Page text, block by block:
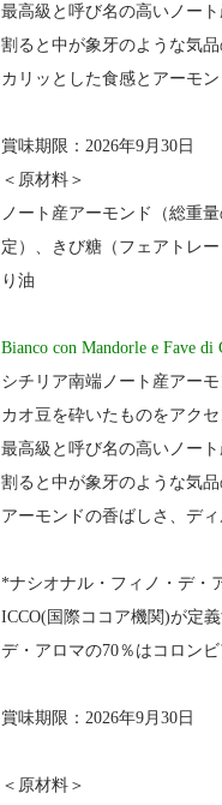
最高級と呼び名の高いノー
割ると中が象牙のような気
カリッとした食感とアーモ
賞味期限：2026年9月30日
＜原材料＞
ノート産アーモンド（総重
定）、きび糖（フェアトレ
り油
Bianco con Mandorle e Fave
シチリア南端ノート産アー
カオ豆を砕いたものをアクセ
最高級と呼び名の高いノー
割ると中が象牙のような気
アーモンドの香ばしさ、デ
*ナシオナル・フィノ・デ・
ICCO(国際ココア機関)が定
デ・アロマの70％はコロン
賞味期限：2026年9月30日
＜原材料＞